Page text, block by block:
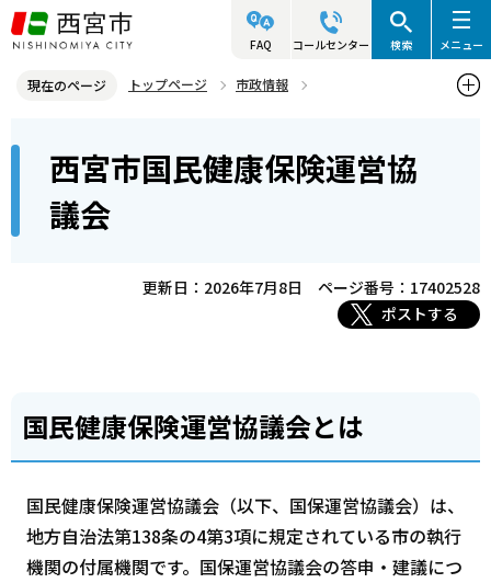
こ
の
ジ
頭
FAQ コールセンター 検索 メニュー
現在のページ トップページ
市政情報
西宮市国民健康保険運営協議会
西宮市国民健康保険運営協
議会
更新日：2026年7月8日
ページ番号：17402528
ポストする
国民健康保険運営協議会とは
国民健康保険運営協議会（以下、国保運営協議会）は、
地方自治法第138条の4第3項に規定されている市の執行
機関の付属機関です。国保運営協議会の答申・建議につ